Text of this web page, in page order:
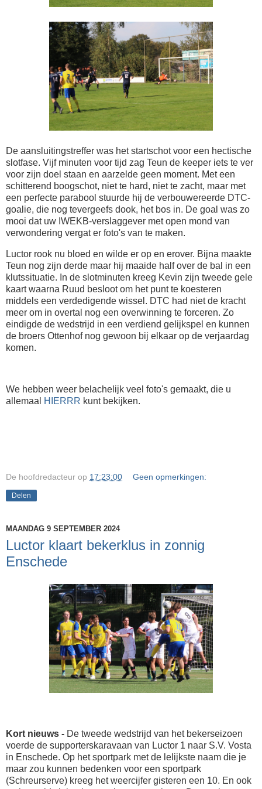
De aansluitingstreffer was het startschot voor een hectische
slotfase. Vijf minuten voor tijd zag Teun de keeper iets te ver
voor zijn doel staan en aarzelde geen moment. Met een
schitterend boogschot, niet te hard, niet te zacht, maar met
een perfecte parabool stuurde hij de verbouwereerde DTC-
goalie, die nog tevergeefs dook, het bos in. De goal was zo
mooi dat uw IWEKB-verslaggever met open mond van
verwondering vergat er foto's van te maken.
Luctor rook nu bloed en wilde er op en erover. Bijna maakte
Teun nog zijn derde maar hij maaide half over de bal in een
klutssituatie. In de slotminuten kreeg Kevin zijn tweede gele
kaart waarna Ruud besloot om het punt te koesteren
middels een verdedigende wissel. DTC had niet de kracht
meer om in overtal nog een overwinning te forceren. Zo
eindigde de wedstrijd in een verdiend gelijkspel en kunnen
de broers Ottenhof nog gewoon bij elkaar op de verjaardag
komen.
We hebben weer belachelijk veel foto's gemaakt, die u
allemaal
HIERRR kunt bekijken.
De hoofdredacteur op 17:23:00 Geen opmerkingen:
Delen
MAANDAG 9 SEPTEMBER 2024
Luctor klaart bekerklus in zonnig
Enschede
Kort nieuws - De tweede wedstrijd van het bekerseizoen
voerde de supporterskaravaan van Luctor 1 naar S.V. Vosta
in Enschede. Op het sportpark met de lelijkste naam die je
maar zou kunnen bedenken voor een sportpark
(Schreurserve) kreeg het weercijfer gisteren een 10. En ook